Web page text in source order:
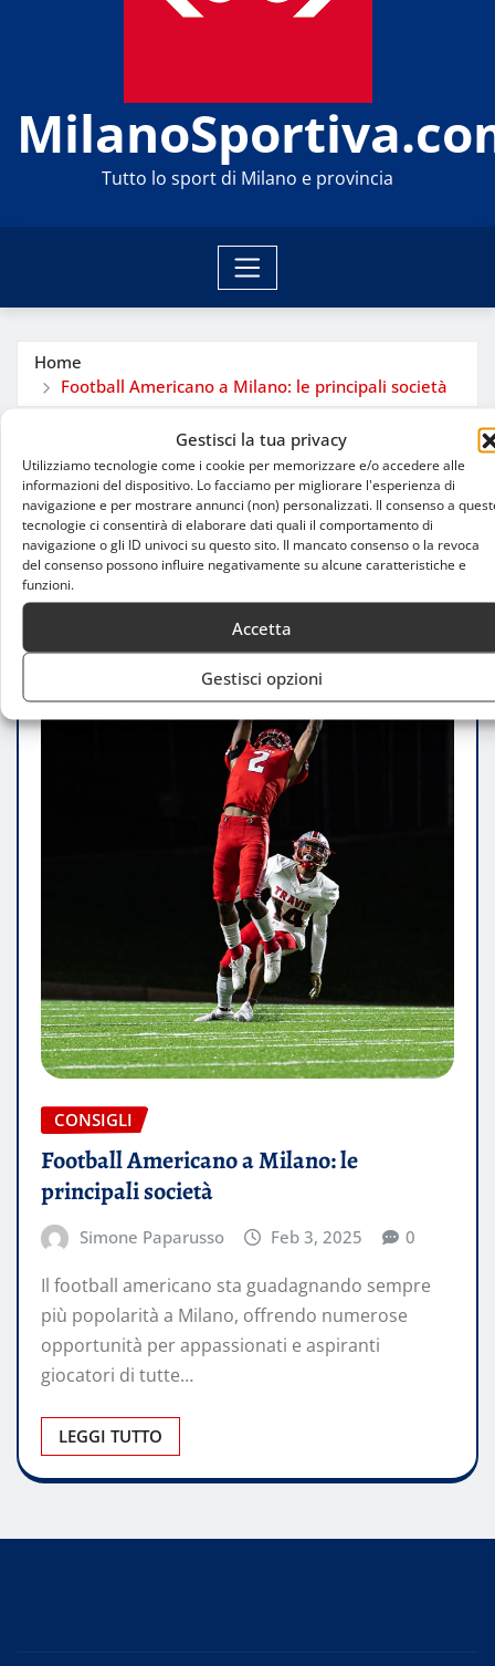
Gestisci la tua privacy
Utilizziamo tecnologie come i cookie per memorizzare e/o accedere alle
informazioni del dispositivo. Lo facciamo per migliorare l'esperienza di
navigazione e per mostrare annunci (non) personalizzati. Il consenso a
tecnologie ci consentirà di elaborare dati quali il comportamento di
navigazione o gli ID univoci su questo sito. Il mancato consenso o la revoca
del consenso possono influire negativamente su alcune caratteristiche e
funzioni.
Accetta
Gestisci opzioni
Tutto lo sport di Milano e provincia
Home
Football Americano a Milano: le principali società
CONSIGLI
Football Americano a Milano: le
principali società
Simone Paparusso Feb 3, 2025 0
Il football americano sta guadagnando sempre
più popolarità a Milano, offrendo numerose
opportunità per appassionati e aspiranti
giocatori di tutte…
LEGGI TUTTO